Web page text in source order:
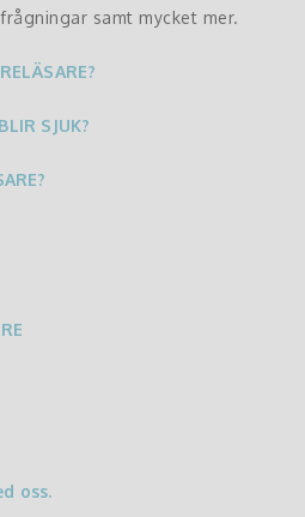
samt mycket mer.
SJUK?
oss.